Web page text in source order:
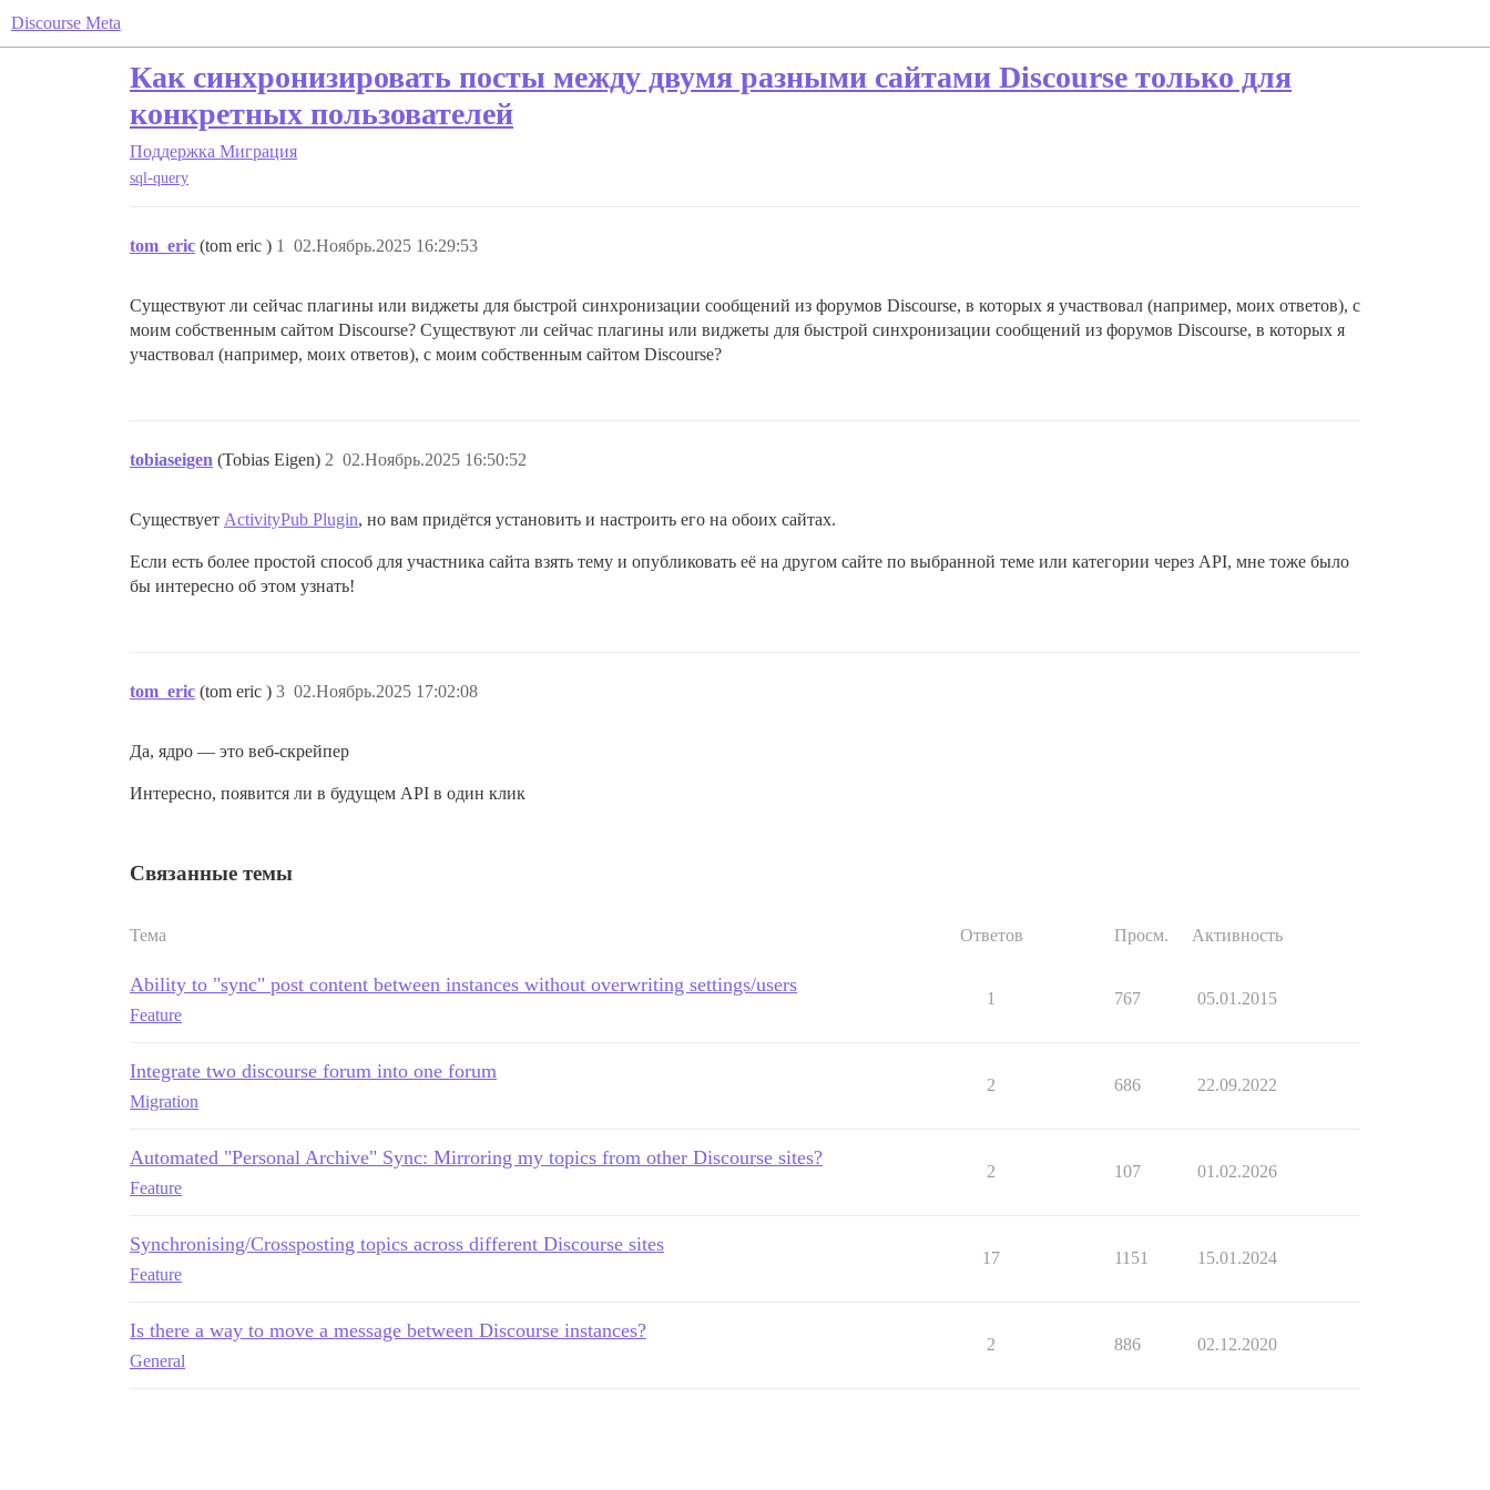
Discourse Meta
Как синхронизировать посты между двумя разными сайтами Discourse только для
конкретных пользователей
Поддержка Миграция
sql-query
tom_eric (tom eric ) 02.Ноябрь.2025 16:29:53
1
Существуют ли сейчас плагины или виджеты для быстрой синхронизации сообщений из форумов Discourse, в которых я участвовал (например, моих ответов), с
моим собственным сайтом Discourse? Существуют ли сейчас плагины или виджеты для быстрой синхронизации сообщений из форумов Discourse, в которых я
участвовал (например, моих ответов), с моим собственным сайтом Discourse?
tobiaseigen (Tobias Eigen) 02.Ноябрь.2025 16:50:52
2
Существует ActivityPub Plugin, но вам придётся установить и настроить его на обоих сайтах.
Если есть более простой способ для участника сайта взять тему и опубликовать её на другом сайте по выбранной теме или категории через API, мне тоже было
бы интересно об этом узнать!
tom_eric (tom eric ) 02.Ноябрь.2025 17:02:08
3
Да, ядро — это веб-скрейпер
Интересно, появится ли в будущем API в один клик
Связанные темы
Тема Ответов Просм. Активность
Ability to "sync" post content between instances without overwriting settings/users
Feature
1 767 05.01.2015
Integrate two discourse forum into one forum
Migration
2 686 22.09.2022
Automated "Personal Archive" Sync: Mirroring my topics from other Discourse sites?
Feature
2 107 01.02.2026
Synchronising/Crossposting topics across different Discourse sites
Feature
17 1151 15.01.2024
Is there a way to move a message between Discourse instances?
General
2 886 02.12.2020